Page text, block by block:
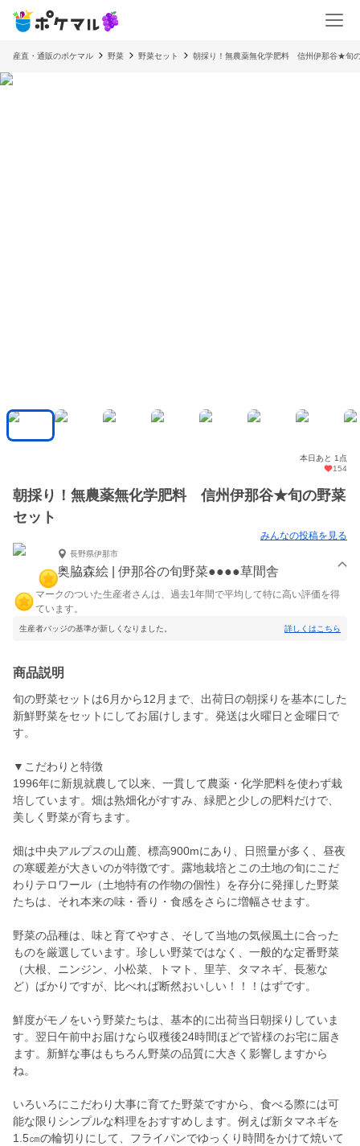
産直・通販のポケマル 野菜 野菜セット 朝採り！無農薬無化学肥料 信州伊那谷★旬
本日あと 1点
154
朝採り！無農薬無化学肥料 信州伊那谷★旬の野菜
セット
みんなの投稿を見る
長野県伊那市
奥脇森絵 | 伊那谷の旬野菜●●●●草間舎
マークのついた生産者さんは、過去1年間で平均して特に高い評価を得
ています。
生産者バッジの基準が新しくなりました。 詳しくはこちら
商品説明
旬の野菜セットは6月から12月まで、出荷日の朝採りを基本にした
新鮮野菜をセットにしてお届けします。発送は火曜日と金曜日で
す。
▼こだわりと特徴
1996年に新規就農して以来、一貫して農薬・化学肥料を使わず栽
培しています。畑は熟畑化がすすみ、緑肥と少しの肥料だけで、
美しく野菜が育ちます。
畑は中央アルプスの山麓、標高900mにあり、日照量が多く、昼夜
の寒暖差が大きいのが特徴です。露地栽培とこの土地の旬にこだ
わりテロワール（土地特有の作物の個性）を存分に発揮した野菜
たちは、それ本来の味・香り・食感をさらに増幅させます。
野菜の品種は、味と育てやすさ、そして当地の気候風土に合った
ものを厳選しています。珍しい野菜ではなく、一般的な定番野菜
（大根、ニンジン、小松菜、トマト、里芋、タマネギ、長葱な
ど）ばかりですが、比べれば断然おいしい！！！はずです。
鮮度がモノをいう野菜たちは、基本的に出荷当日朝採りしていま
す。翌日午前中お届けなら収穫後24時間ほどで皆様のお宅に届き
ます。新鮮な事はもちろん野菜の品質に大きく影響しますから
ね。
いろいろにこだわり大事に育てた野菜ですから、食べる際には可
能な限りシンプルな料理をおすすめします。例えば新タマネギを
1.5㎝の輪切りにして、フライパンでゆっくり時間をかけて焼いて